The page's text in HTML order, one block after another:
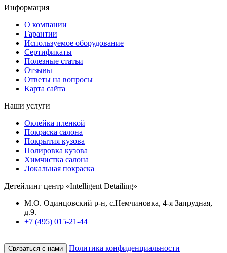
Информация
О компании
Гарантии
Используемое оборудование
Сертификаты
Полезные статьи
Отзывы
Ответы на вопросы
Карта сайта
Наши услуги
Оклейка пленкой
Покраска салона
Покрытия кузова
Полировка кузова
Химчистка салона
Локальная покраска
Детейлинг центр «Intelligent Detailing»
М.О. Одинцовский р-н, с.Немчиновка, 4-я Запрудная,
д.9.
+7 (495) 015-21-44
Связаться с нами Политика конфиденциальности